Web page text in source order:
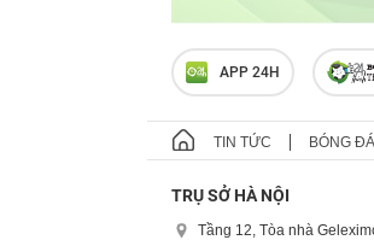
APP 24H
TIN TỨC BÓNG ĐÁ
TRỤ SỞ HÀ NỘI
Tầng 12, Tòa nhà